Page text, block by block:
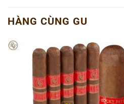
HÀNG CÙNG GU